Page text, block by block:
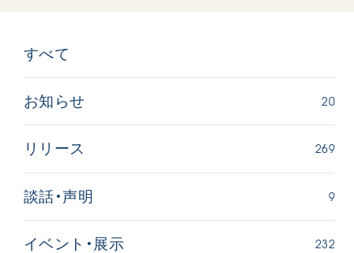
すべて
お知らせ 20
リリース 269
談話・声明 9
イベント・展示 232